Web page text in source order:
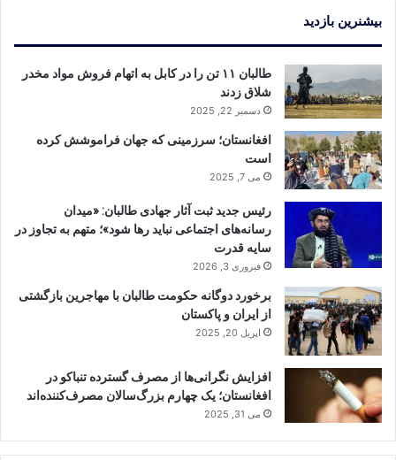
بیشنرین بازدید
طالبان ۱۱ تن را در کابل به اتهام فروش مواد مخدر
شلاق زدند
دسمبر 22, 2025
افغانستان؛ سرزمینی که جهان فراموشش کرده
است
می 7, 2025
رئیس جدید ثبت آثار جهادی طالبان: «میدان
رسانه‌های اجتماعی نباید رها شود»؛ متهم به تجاوز در
سایه قدرت
فبروری 3, 2026
برخورد دوگانه حکومت طالبان با مهاجرین بازگشتی
از ایران و پاکستان
اپریل 20, 2025
افزایش نگرانی‌ها از مصرف گسترده تنباکو در
افغانستان؛ یک چهارم بزرگ‌سالان مصرف‌کننده‌اند
می 31, 2025